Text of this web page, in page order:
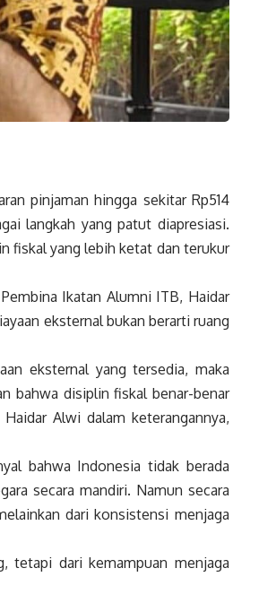
pinjaman hingga sekitar Rp514
langkah yang patut diapresiasi.
fiskal yang lebih ketat dan terukur
Ikatan Alumni ITB, Haidar
eksternal bukan berarti ruang
eksternal yang tersedia, maka
bahwa disiplin fiskal benar-benar
Alwi dalam keterangannya,
bahwa Indonesia tidak berada
secara mandiri. Namun secara
dari konsistensi menjaga
tetapi dari kemampuan menjaga